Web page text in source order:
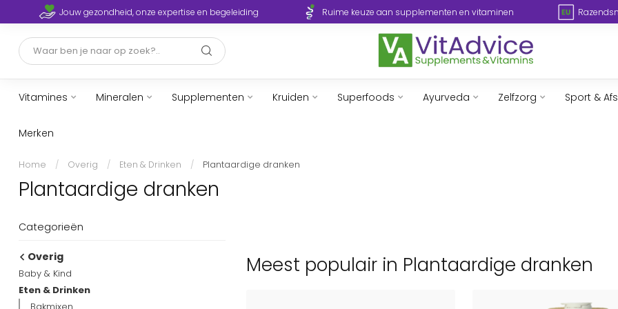
Jouw gezondheid, onze expertise en begeleiding Ruime keuze aan supplementen en vitaminen
Vitamines Mineralen Supplementen Kruiden Superfoods Ayurveda Zelfzorg Sport &
Merken
Home / Overig / Eten & Drinken / Plantaardige dranken
Plantaardige dranken
Categorieën
Overig
Baby & Kind
Eten & Drinken
Meest populair in Plantaardige dranken